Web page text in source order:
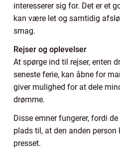
interesserer sig for. Det er et
kan være let og samtidig
smag.
Rejser og oplevelser
At spørge ind til rejser, enten
seneste ferie, kan åbne for
giver mulighed for at dele
drømme.
Disse emner fungerer, fordi
plads til, at den anden
presset.